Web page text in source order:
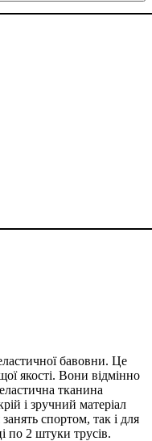
бавовни. Це
якості. Вони відмінно
тканина
і зручний матеріал
спортом, так і для
по 2 штуки трусів.